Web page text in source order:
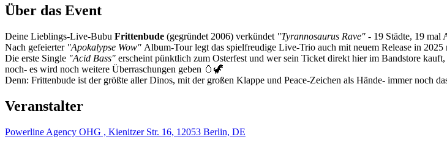
Über das Event
Deine Lieblings-Live-Bubu Frittenbude (gegründet 2006) verkündet "Tyrannosaurus Rave" - 19 Städte, 19 mal
Nach gefeierter "Apokalypse Wow" Album-Tour legt das spielfreudige Live-Trio auch mit neuem Release in 2025
Die erste Single "Acid Bass" erscheint pünktlich zum Osterfest und wer sein Ticket direkt hier im Bandstore
noch- es wird noch weitere Überraschungen geben 🥚🦖
Denn: Frittenbude ist der größte aller Dinos, mit der großen Klappe und Peace-Zeichen als Hände- immer noch
Veranstalter
Powerline Agency OHG , Kienitzer Str. 16, 12053 Berlin, DE